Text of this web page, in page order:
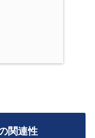
関連性